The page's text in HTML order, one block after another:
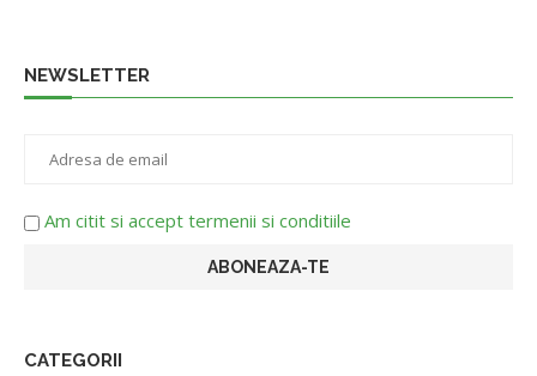
NEWSLETTER
Am citit si accept termenii si conditiile
CATEGORII